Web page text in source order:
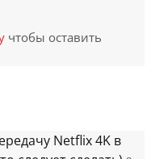
чтобы оставить
Netflix 4K в